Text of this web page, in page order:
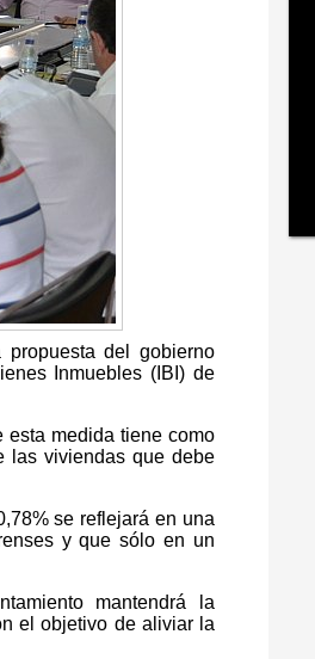
del gobierno
Inmuebles (IBI) de
esta medida tiene como
las viviendas que debe
se reflejará en una
y que sólo en un
mantendrá la
el objetivo de aliviar la